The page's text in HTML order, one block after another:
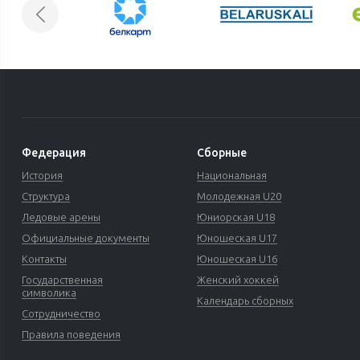
Федерация
История
Структура
Ледовые арены
Официальные документы
Контакты
Государственная
символика
Сотрудничество
Правила поведения
Сборные
Национальная
Молодежная U20
Юниорская U18
Юношеская U17
Юношеская U16
Женский хоккей
Календарь сборных